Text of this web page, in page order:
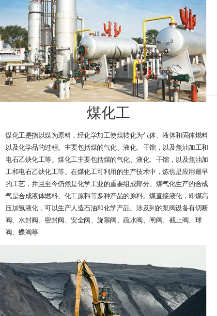
煤化工
煤化工是指以煤为原料，经化学加工使煤转化为气体、液体和固体燃料
以及化学品的过程。主要包括煤的气化、液化、干馏，以及焦油加工和
电石乙炔化工等。煤化工主要包括煤的气化、液化、干馏，以及焦油加
工和电石乙炔化工等。在煤化工可利用的生产技术中，炼焦是应用最早
的工艺，并且至今仍然是化学工业的重要组成部分。煤气化生产的合成
气是合成液体燃料、化工原料等多种产品的原料。煤直接液化，即煤高
压加氢液化，可以生产人造石油和化学产品。涉及到的泵阀设备有切断
阀、水封阀、密封阀、安全阀、旋塞阀、疏水阀、闸阀、截止阀、球
阀、蝶阀等